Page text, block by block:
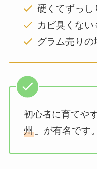
硬くてずっし
カビ臭くない
グラム売りの
初心者に育てや
州 」が有名です。